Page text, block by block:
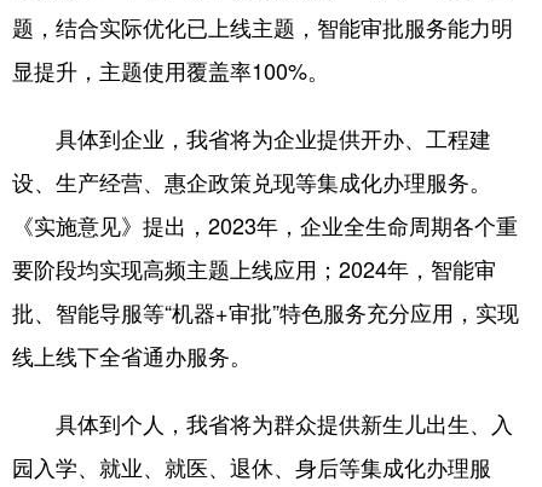
题，结合实际优化已上线主题，智能审批服务能力明
显提升，主题使用覆盖率100%。
具体到企业，我省将为企业提供开办、工程建
设、生产经营、惠企政策兑现等集成化办理服务。
《实施意见》提出，2023年，企业全生命周期各个重
要阶段均实现高频主题上线应用；2024年，智能审
批、智能导服等“机器+审批”特色服务充分应用，实现
线上线下全省通办服务。
具体到个人，我省将为群众提供新生儿出生、入
园入学、就业、就医、退休、身后等集成化办理服